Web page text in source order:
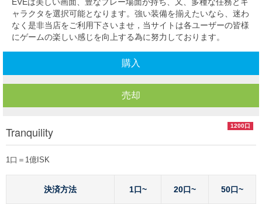
ャラクタを選択可能となります。強い装備を揃えたいなら、迷わ
なく是非当店をご利用下さいませ，当サイトは各ユーザーの皆様
にゲームの楽しい感じを向上する為に努力しております。
購入
売却
1200口
Tranquility
1口＝1億ISK
決済方法 1口~ 20口~ 50口~